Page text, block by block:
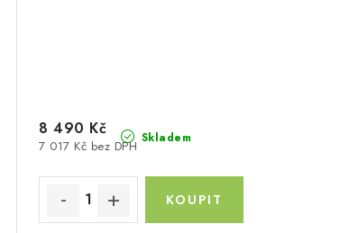
Skladem
7 017 Kč bez DPH
8 490 Kč